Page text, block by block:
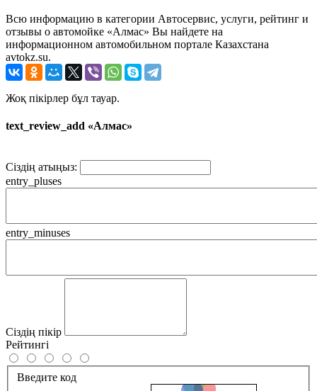
Всю информацию в категории Автосервис, услуги, рейтинг и
отзывы о автомойке «Алмас» Вы найдете на
информационном автомобильном портале Казахстана
avtokz.su.
Жоқ пікірлер бұл тауар.
text_review_add «Алмас»
Сіздің атыңыз:
entry_pluses
entry_minuses
Сіздің пікір
Рейтингі
Введите код